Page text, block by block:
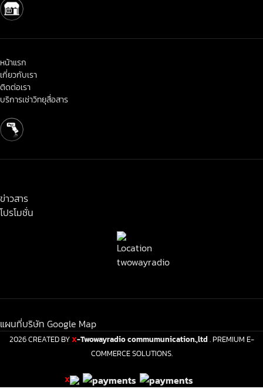
หน้าแรก
เกี่ยวกับเรา
ติดต่อเรา
บริการเช่าวิทยุสื่อสาร
ข่าวสาร
โปรโมชั่น
แผนที่บริษัท Google Map
2026 CREATED BYX-Twowayradio commumunication.,ltd. PREMIUM E-
COMMERCE SOLUTIONS.
X